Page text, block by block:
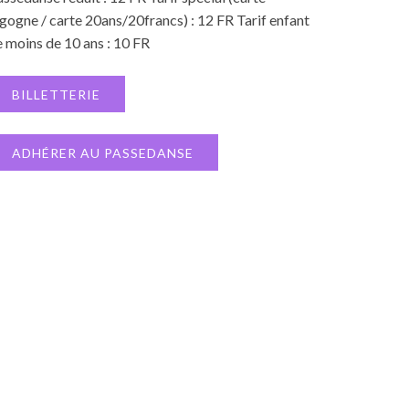
/ carte 20ans/20francs) : 12 FR Tarif enfant
moins de 10 ans : 10 FR
BILLETTERIE
ADHÉRER AU PASSEDANSE